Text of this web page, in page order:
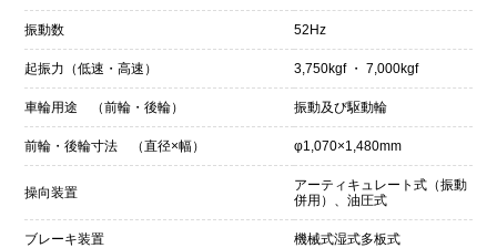
振動数 52Hz
起振力（低速・高速） 3,750kgf ・ 7,000kgf
車輪用途 （前輪・後輪） 振動及び駆動輪
前輪・後輪寸法 （直径×幅） φ1,070×1,480mm
操向装置
アーティキュレート式（振動
併用）、油圧式
ブレーキ装置 機械式湿式多板式